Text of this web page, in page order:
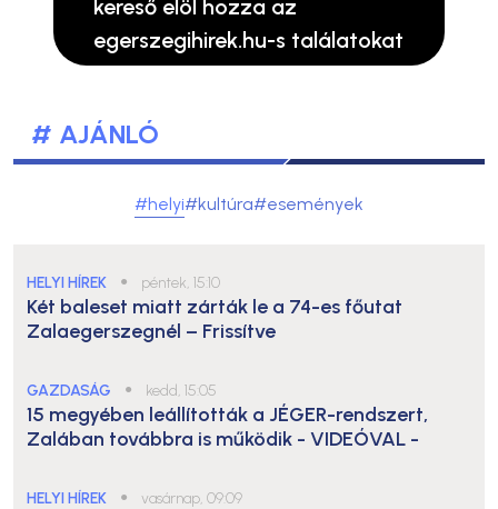
kereső elöl hozza az
egerszegihirek.hu-s találatokat
# AJÁNLÓ
#helyi#kultúra#események
HELYI HÍREK ● péntek, 15:10
Két baleset miatt zárták le a 74-es főutat
Zalaegerszegnél – Frissítve
GAZDASÁG ● kedd, 15:05
15 megyében leállították a JÉGER-rendszert,
Zalában továbbra is működik - VIDEÓVAL -
HELYI HÍREK ● vasárnap, 09:09